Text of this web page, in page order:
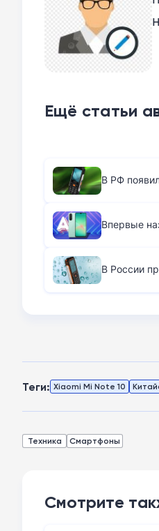
Ещё статьи
В РФ
Впервые
В России
Теги: Xiaomi Mi Note 10
Техника Смартфоны
Смотрите